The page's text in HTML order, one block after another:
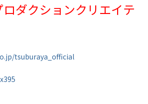
ロダクションクリエイテ
tsuburaya_official